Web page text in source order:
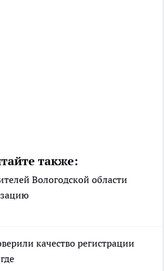
также:
Вологодской области
качество регистрации